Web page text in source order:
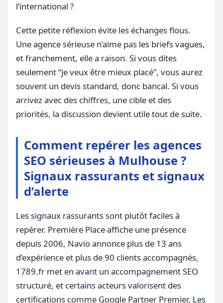
l’international ?
Cette petite réflexion évite les échanges flous.
Une agence sérieuse n’aime pas les briefs vagues,
et franchement, elle a raison. Si vous dites
seulement “je veux être mieux placé”, vous aurez
souvent un devis standard, donc bancal. Si vous
arrivez avec des chiffres, une cible et des
priorités, la discussion devient utile tout de suite.
Comment repérer les agences
SEO sérieuses à Mulhouse ?
Signaux rassurants et signaux
d’alerte
Les signaux rassurants sont plutôt faciles à
repérer. Première Place affiche une présence
depuis 2006, Navio annonce plus de 13 ans
d’expérience et plus de 90 clients accompagnés,
1789.fr met en avant un accompagnement SEO
structuré, et certains acteurs valorisent des
certifications comme Google Partner Premier. Les